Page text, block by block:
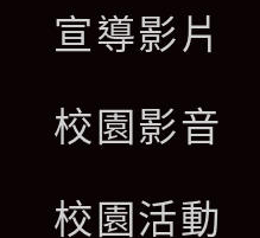
宣導影片
校園影音
校園活動